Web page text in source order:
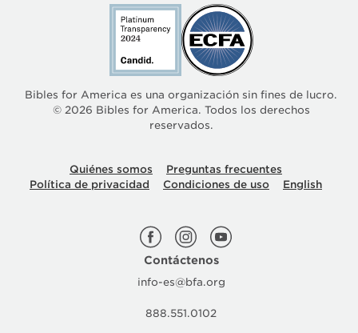
Bibles for America es una organización sin fines de lucro.
© 2026 Bibles for America. Todos los derechos
reservados.
Quiénes somos
Preguntas frecuentes
Política de privacidad
Condiciones de uso English
Contáctenos
info-es@bfa.org
888.551.0102